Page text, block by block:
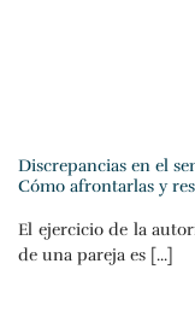
Discrepancias en el
Cómo afrontarlas y
El ejercicio de la
de una pareja es [...]